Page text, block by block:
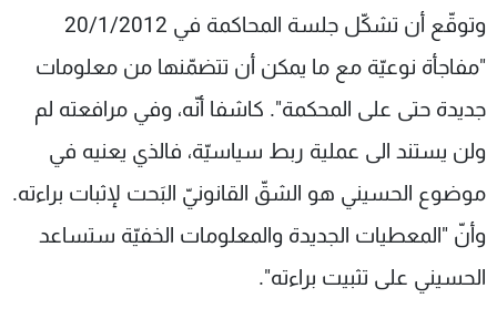
وتوقّع أن تشكّل جلسة المحاكمة في 20/1/2012
"مفاجأة نوعيّة مع ما يمكن أن تتضمّنها من معلومات
جديدة حتى على المحكمة". كاشفا أنّه، وفي مرافعته لم
ولن يستند الى عملية ربط سياسيّة، فالذي يعنيه في
موضوع الحسيني هو الشقّ القانونيّ البَحت لإثبات براءته.
وأنّ "المعطيات الجديدة والمعلومات الخفيّة ستساعد
الحسيني على تثبيت براءته".